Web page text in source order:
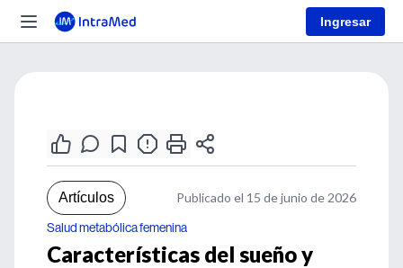
Ingresar
Artículos Publicado el 15 de junio de 2026
Salud metabólica femenina
Características del sueño y